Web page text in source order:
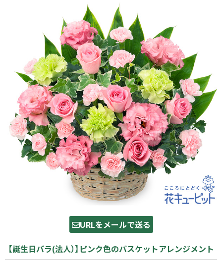
URLをメールで送る
【誕生日バラ(法人）】ピンク色のバスケットアレンジメント